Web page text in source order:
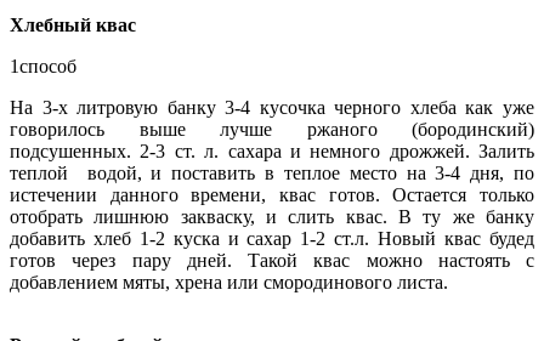
Хлебный квас
1способ
На 3-х литровую банку 3-4 кусочка черного хлеба как уже
говорилось выше лучше ржаного (бородинский)
подсушенных. 2-3 ст. л. сахара и немного дрожжей. Залить
теплой водой, и поставить в теплое место на 3-4 дня, по
истечении данного времени, квас готов. Остается только
отобрать лишнюю закваску, и слить квас. В ту же банку
добавить хлеб 1-2 куска и сахар 1-2 ст.л. Новый квас будед
готов через пару дней. Такой квас можно настоять с
добавлением мяты, хрена или смородинового листа.